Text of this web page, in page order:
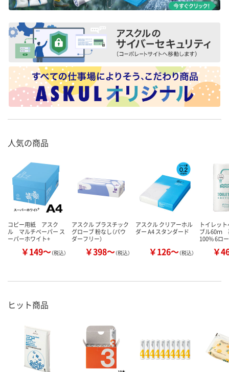
人気の商品
コピー用紙 アスク
ル マルチペーパー ス
ーパーホワイト+
￥149～（税込）
アスクル プラスチック
グローブ 粉なし（パウ
ダーフリー）
￥398～（税込）
アスクル クリアーホル
ダー A4 スタンダード
￥126～（税込）
トイレッ
ブル60ｍ
100% 6ロ
￥
ヒット商品